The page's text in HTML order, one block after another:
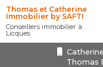
Aller
au
contenu
principal
Thomas
Thomas et Catherine
Immobilier by SAFTI
Conseillers immobilier à
Licques